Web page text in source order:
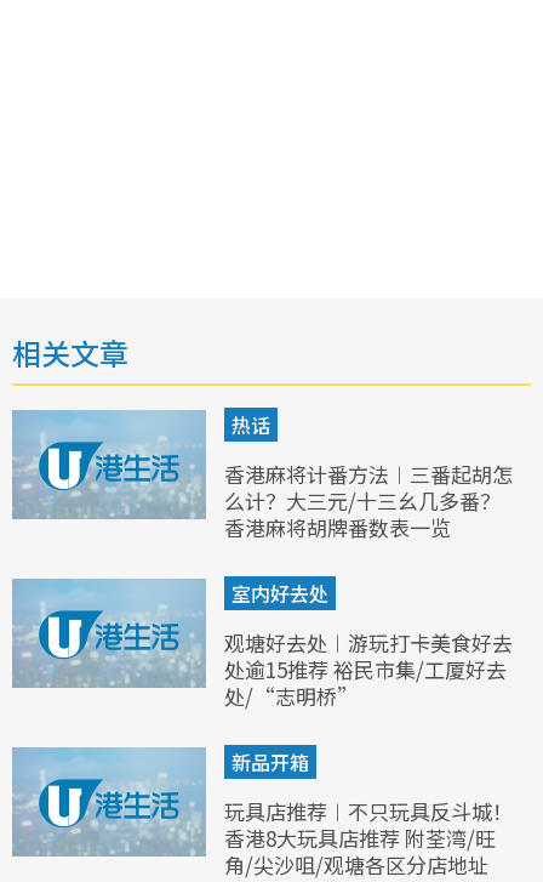
相关文章
热话
香港麻将计番方法︱三番起胡怎
么计？大三元/十三幺几多番？
香港麻将胡牌番数表一览
室内好去处
观塘好去处︱游玩打卡美食好去
处逾15推荐 裕民市集/工厦好去
处/“志明桥”
新品开箱
玩具店推荐︱不只玩具反斗城！
香港8大玩具店推荐 附荃湾/旺
角/尖沙咀/观塘各区分店地址